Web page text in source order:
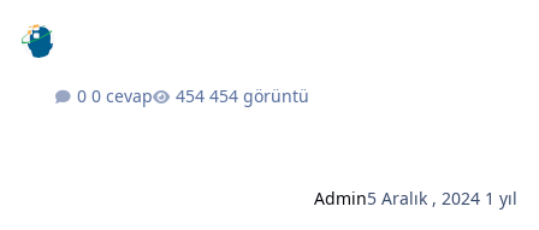
0 cevap 454 görüntü
Admin5 Aralık , 2024 1 yıl